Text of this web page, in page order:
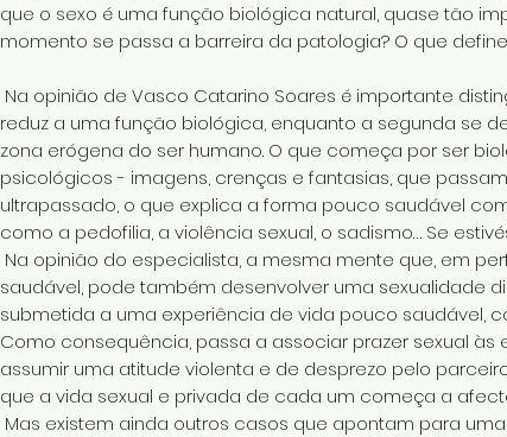
que o sexo é uma função biológica natural, quase tão
momento se passa a barreira da patologia? O que
Na opinião de Vasco Catarino Soares é importante
reduz a uma função biológica, enquanto a segunda se
zona erógena do ser humano. O que começa por ser
psicológicos - imagens, crenças e fantasias, que
ultrapassado, o que explica a forma pouco saudável
como a pedofilia, a violência sexual, o sadismo… Se
Na opinião do especialista, a mesma mente que, em
saudável, pode também desenvolver uma sexualidade
submetida a uma experiência de vida pouco saudável,
Como consequência, passa a associar prazer sexual
assumir uma atitude violenta e de desprezo pelo
que a vida sexual e privada de cada um começa a
Mas existem ainda outros casos que apontam para